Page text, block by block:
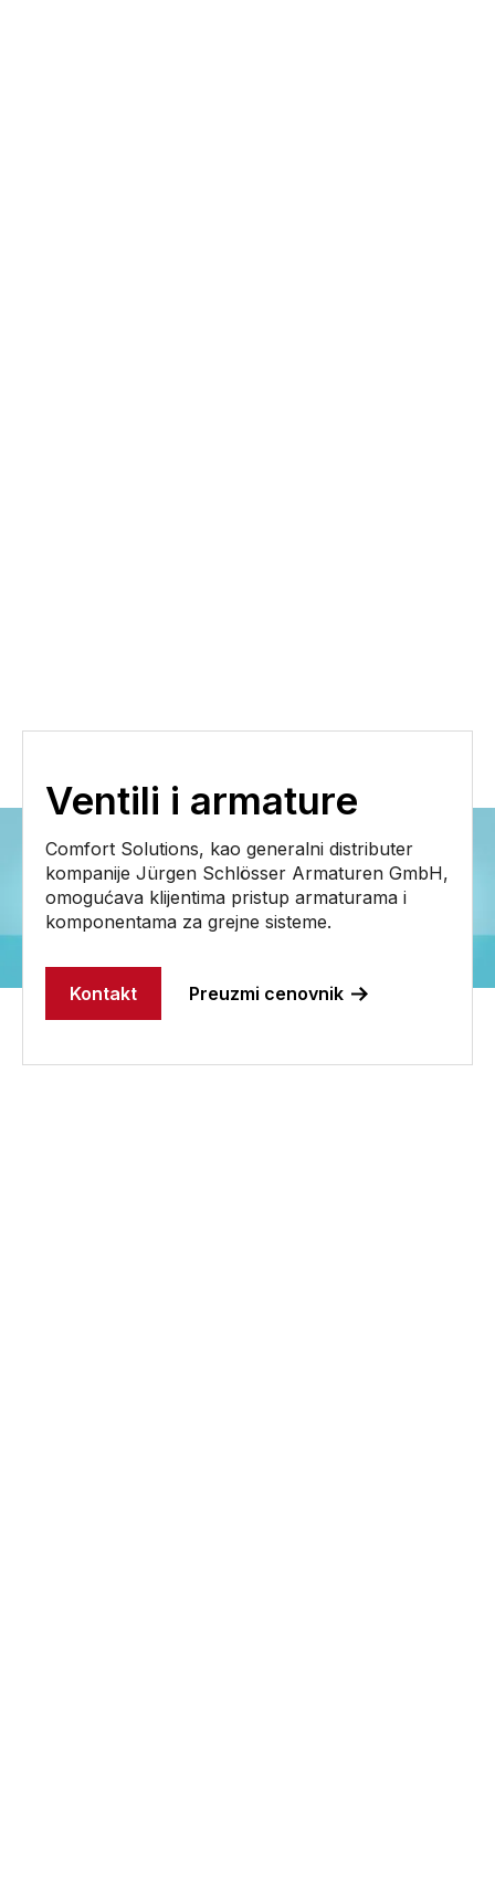
Ventili i armature
Comfort Solutions, kao generalni distributer
kompanije Jürgen Schlösser Armaturen GmbH,
omogućava klijentima pristup armaturama i
komponentama za grejne sisteme.
Kontakt Preuzmi cenovnik